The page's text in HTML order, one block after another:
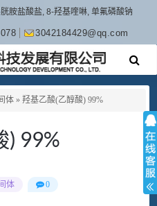
胺盐酸盐, 8-羟基喹啉, 单氟磷酸钠
3042184429@qq.com
体 » 羟基乙酸(乙醇酸) 99%
) 99%
体 0